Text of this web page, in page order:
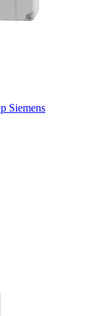
Siemens